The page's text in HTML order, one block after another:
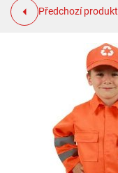
Předchozí produkt